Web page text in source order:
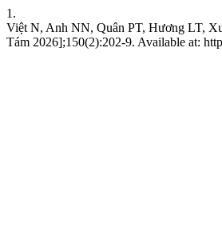
1.
Việt N, Anh NN, Quân PT, Hương LT,
Tám 2026];150(2):202-9. Available at: